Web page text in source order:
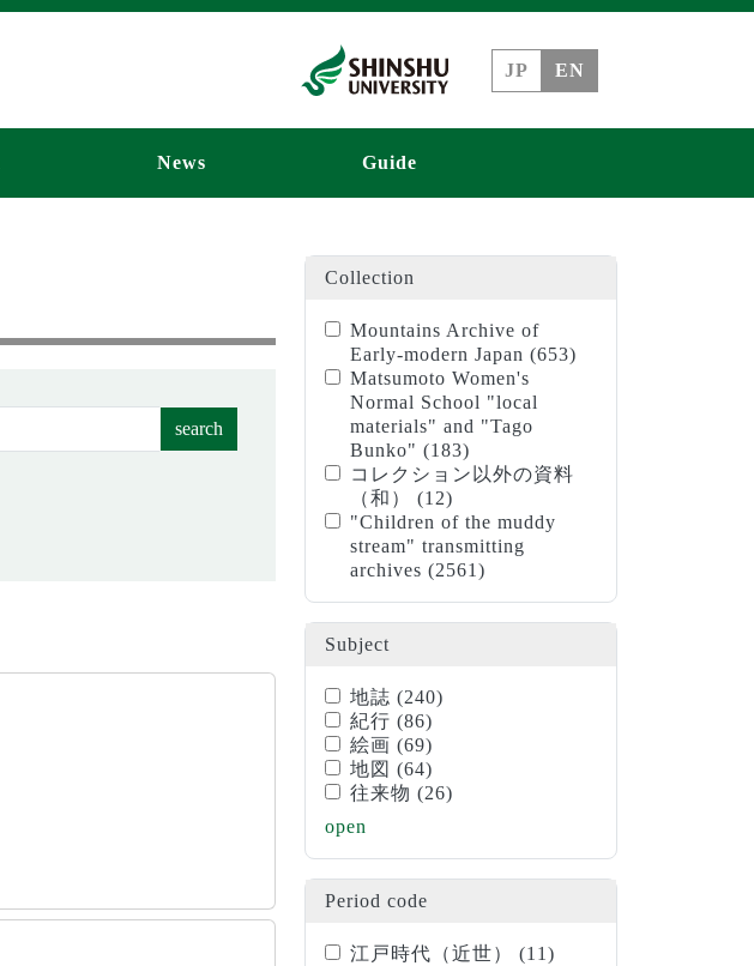
JP EN
News Guide
search
Collection
Mountains Archive of
Early-modern Japan (653)
Matsumoto Women's
Normal School "local
materials" and "Tago
Bunko" (183)
コレクション以外の資料
（和）
(12)
"Children of the muddy
stream" transmitting
archives (2561)
Subject
地誌 (240)
紀行 (86)
絵画 (69)
地図 (64)
往来物 (26)
open
Period code
江戸時代（近世）
(11)